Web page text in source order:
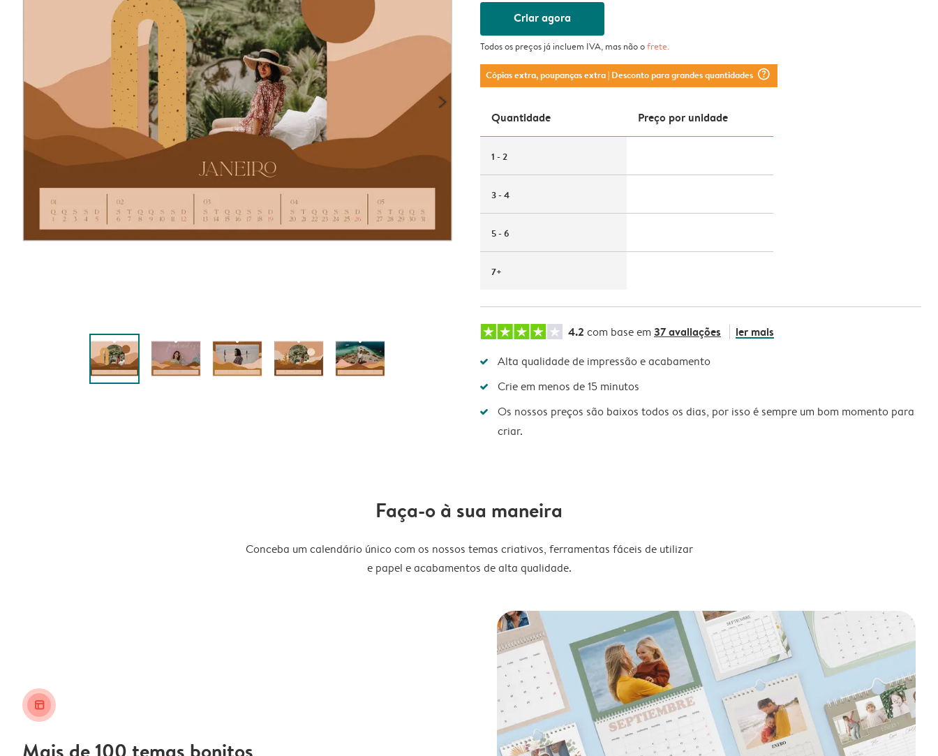
Criar agora
Todos os preços já incluem IVA, mas não ofrete.
Cópias extra, poupanças extra| Desconto para grandes quantidades question_mark_circle
Quantidade Preço por unidade
1 - 2
3 - 4
5 - 6
7+
4.2 com base em 37 avaliações ler mais
Alta qualidade de impressão e acabamento
Crie em menos de 15 minutos
Os nossos preços são baixos todos os dias, por isso é sempre um bom momento para
criar.
Faça-o à sua maneira
Conceba um calendário único com os nossos temas criativos, ferramentas fáceis de utilizar
e papel e acabamentos de alta qualidade.
layout_alt